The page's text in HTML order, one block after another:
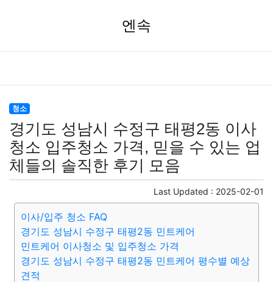
엔속
청소
경기도 성남시 수정구 태평2동 이사
청소 입주청소 가격, 믿을 수 있는 업
체들의 솔직한 후기 모음
Last Updated : 2025-02-01
이사/입주 청소 FAQ
경기도 성남시 수정구 태평2동 민트케어
민트케어 이사청소 및 입주청소 가격
경기도 성남시 수정구 태평2동 민트케어 평수별 예상
견적